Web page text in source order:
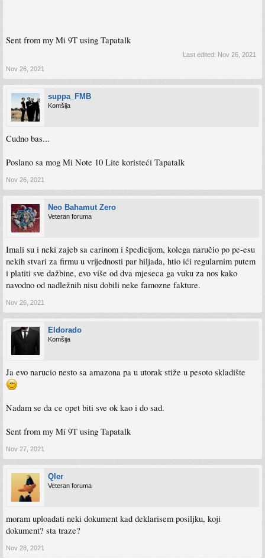
Sent from my Mi 9T using Tapatalk
Last edited: Nov 26, 2021
Nov 26, 2021
suppa_FMB
Komšija
Cudno bas...
Poslano sa mog Mi Note 10 Lite koristeći Tapatalk
Nov 26, 2021
Neo Bahamut Zero
Veteran foruma
Imali su i neki zajeb sa carinom i špedicijom, kolega naručio po pe-esu
nekih stvari za firmu u vrijednosti par hiljada, htio ići regularnim putem
i platiti sve dažbine, evo više od dva mjeseca ga vuku za nos kako
navodno od nadležnih nisu dobili neke famozne fakture.
Nov 26, 2021
Eldorado
Komšija
Ja evo narucio nesto sa amazona pa u utorak stiže u pesoto skladište
Nadam se da ce opet biti sve ok kao i do sad.
Sent from my Mi 9T using Tapatalk
Nov 27, 2021
Qler
Veteran foruma
moram uploadati neki dokument kad deklarisem posiljku, koji
dokument? sta traze?
Nov 28, 2021